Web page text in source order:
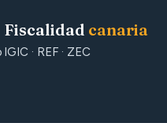
Fiscalidad canaria
IGIC · REF · ZEC